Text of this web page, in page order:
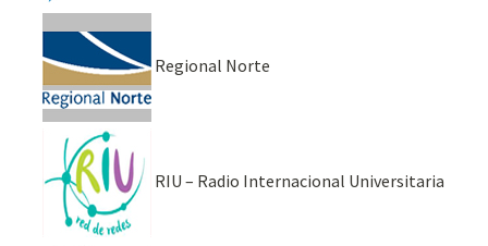
Regional Norte
RIU – Radio Internacional Universitaria